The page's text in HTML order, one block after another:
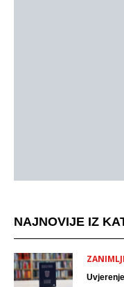
NAJNOVIJE IZ